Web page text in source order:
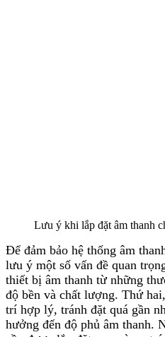
Lưu ý khi lắp đặt âm thanh
Để đảm bảo hệ thống âm
lưu ý một số vấn đề quan
thiết bị âm thanh từ những
độ bền và chất lượng. Thứ
trí hợp lý, tránh đặt quá gần
hưởng đến độ phủ âm thanh.